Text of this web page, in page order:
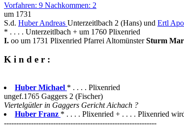
Vorfahren: 9 Nachkommen: 2
um 1731
S.d. Huber Andreas Unterzeitlbach 2 (Hans) und Ertl
* . . . . Unterzeitlbach + um 1760 Plixenried
I. oo um 1731 Plixenried Pfarrei Altomünster Sturm
K i n d e r :
Huber Michael * . . . . Plixenried
ungef.1765 Gaggers 2 (Fischer)
Viertelgütler in Gaggers Gericht Aichach ?
Huber Franz * . . . . Plixenried + . . . . Plixenried
--------------------------------------------------------------